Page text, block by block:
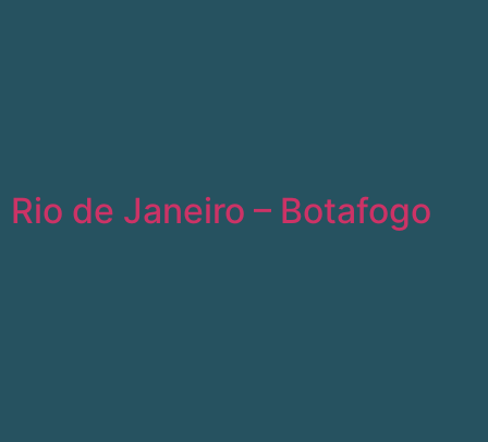
Rio de Janeiro – Botafogo